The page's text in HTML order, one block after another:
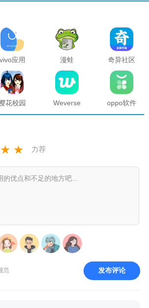
vivo应用
正版
漫蛙
官方正版
奇异社区
载安装
2025最新
版本
花校园
Weverse
oppo软件
★ ★ 力荐
范 发布评论